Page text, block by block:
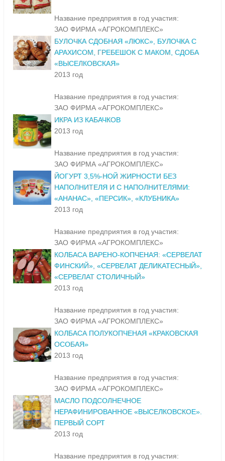
Название предприятия в год участия:
ЗАО ФИРМА «АГРОКОМПЛЕКС»
БУЛОЧКА СДОБНАЯ «ЛЮКС», БУЛОЧКА С
АРАХИСОМ, ГРЕБЕШОК С МАКОМ, СДОБА
«ВЫСЕЛКОВСКАЯ»
2013 год
Название предприятия в год участия:
ЗАО ФИРМА «АГРОКОМПЛЕКС»
ИКРА ИЗ КАБАЧКОВ
2013 год
Название предприятия в год участия:
ЗАО ФИРМА «АГРОКОМПЛЕКС»
ЙОГУРТ 3,5%-НОЙ ЖИРНОСТИ БЕЗ
НАПОЛНИТЕЛЯ И С НАПОЛНИТЕЛЯМИ:
«АНАНАС», «ПЕРСИК», «КЛУБНИКА»
2013 год
Название предприятия в год участия:
ЗАО ФИРМА «АГРОКОМПЛЕКС»
КОЛБАСА ВАРЕНО-КОПЧЕНАЯ: «СЕРВЕЛАТ
ФИНСКИЙ», «СЕРВЕЛАТ ДЕЛИКАТЕСНЫЙ»,
«СЕРВЕЛАТ СТОЛИЧНЫЙ»
2013 год
Название предприятия в год участия:
ЗАО ФИРМА «АГРОКОМПЛЕКС»
КОЛБАСА ПОЛУКОПЧЕНАЯ «КРАКОВСКАЯ
ОСОБАЯ»
2013 год
Название предприятия в год участия:
ЗАО ФИРМА «АГРОКОМПЛЕКС»
МАСЛО ПОДСОЛНЕЧНОЕ
НЕРАФИНИРОВАННОЕ «ВЫСЕЛКОВСКОЕ».
ПЕРВЫЙ СОРТ
2013 год
Название предприятия в год участия: